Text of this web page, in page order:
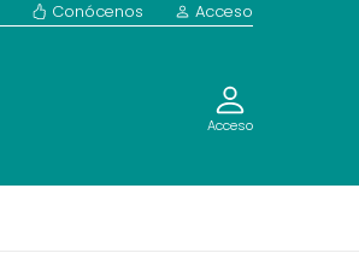
Conócenos Acceso
Acceso